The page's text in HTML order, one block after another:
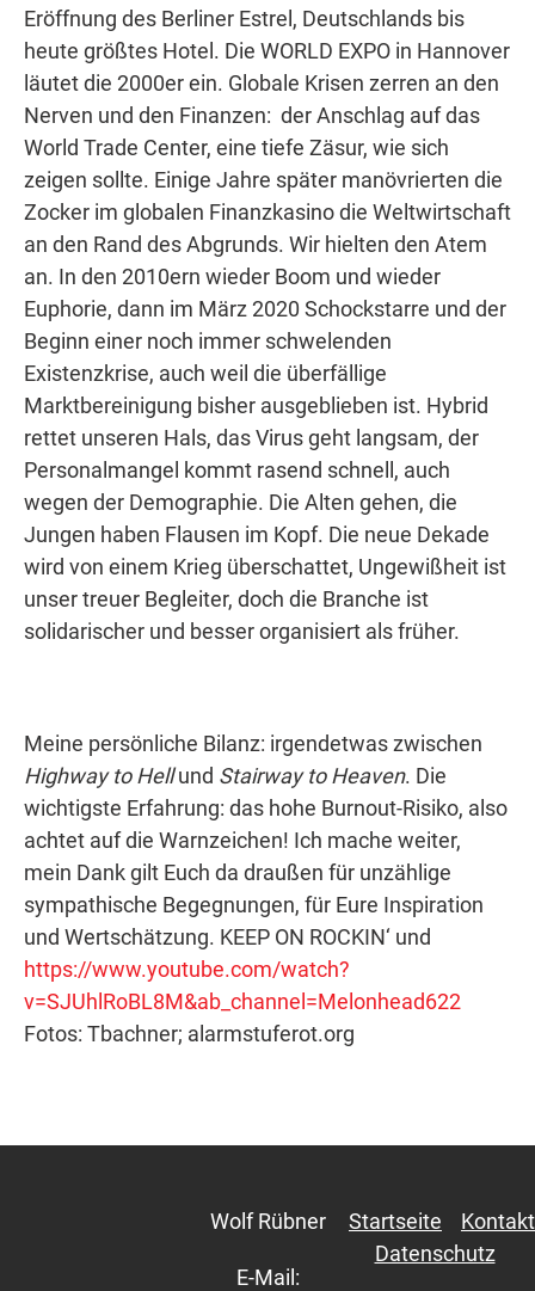
Eröffnung des Berliner Estrel, Deutschlands bis
heute größtes Hotel. Die WORLD EXPO in Hannover
läutet die 2000er ein. Globale Krisen zerren an den
Nerven und den Finanzen: der Anschlag auf das
World Trade Center, eine tiefe Zäsur, wie sich
zeigen sollte. Einige Jahre später manövrierten die
Zocker im globalen Finanzkasino die Weltwirtschaft
an den Rand des Abgrunds. Wir hielten den Atem
an. In den 2010ern wieder Boom und wieder
Euphorie, dann im März 2020 Schockstarre und der
Beginn einer noch immer schwelenden
Existenzkrise, auch weil die überfällige
Marktbereinigung bisher ausgeblieben ist. Hybrid
rettet unseren Hals, das Virus geht langsam, der
Personalmangel kommt rasend schnell, auch
wegen der Demographie. Die Alten gehen, die
Jungen haben Flausen im Kopf. Die neue Dekade
wird von einem Krieg überschattet, Ungewißheit ist
unser treuer Begleiter, doch die Branche ist
solidarischer und besser organisiert als früher.
Meine persönliche Bilanz: irgendetwas zwischen
Highway to Hellund Stairway to Heaven. Die
wichtigste Erfahrung: das hohe Burnout-Risiko, also
achtet auf die Warnzeichen! Ich mache weiter,
mein Dank gilt Euch da draußen für unzählige
sympathische Begegnungen, für Eure Inspiration
und Wertschätzung. KEEP ON ROCKIN‘ und
https://www.youtube.com/watch?
v=SJUhlRoBL8M&ab_channel=Melonhead622
Fotos: Tbachner; alarmstuferot.org
Wolf Rübner
E-Mail:
Startseite
Kontakt
Datenschutz